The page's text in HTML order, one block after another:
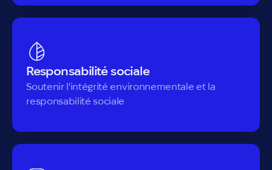
Responsabilité sociale
Soutenir l'intégrité environnementale et la
responsabilité sociale